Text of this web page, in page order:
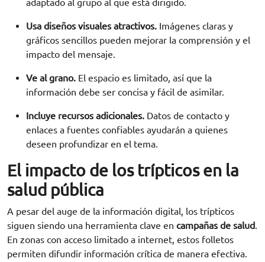
adaptado al grupo al que está dirigido.
Usa diseños visuales atractivos. Imágenes claras y
gráficos sencillos pueden mejorar la comprensión y el
impacto del mensaje.
Ve al grano. El espacio es limitado, así que la
información debe ser concisa y fácil de asimilar.
Incluye recursos adicionales. Datos de contacto y
enlaces a fuentes confiables ayudarán a quienes
deseen profundizar en el tema.
El impacto de los trípticos en la
salud pública
A pesar del auge de la información digital, los trípticos
siguen siendo una herramienta clave en campañas de salud.
En zonas con acceso limitado a internet, estos folletos
permiten difundir información crítica de manera efectiva.